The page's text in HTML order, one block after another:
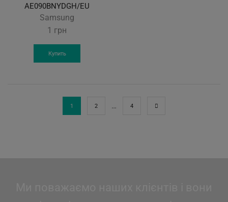
AE090BNYDGH/EU
Samsung
1 грн
Купить
1 2 … 4